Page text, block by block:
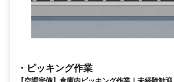
・ピッキング作業